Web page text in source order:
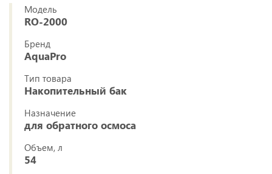
Модель
RO-2000
Бренд
AquaPro
Тип товара
Накопительный бак
Назначение
для обратного осмоса
Объем, л
54